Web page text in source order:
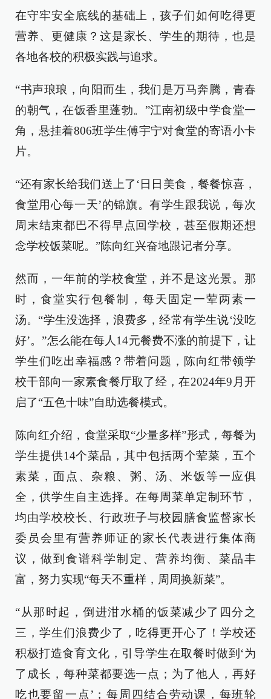
在守牢安全底线的基础上，孩子们如何吃得更
营养、更健康？这是家长、学生的期待，也是
各地各校的积极实践与追求。
“书声琅琅，向阳而生，我们是万马奔腾，青春
的朝气，在饭香里蓬勃。”江南初级中学食堂一
角，悬挂着806班学生傅宇宁对食堂的寄语小卡
片。
“还有家长给我们送上了‘日日美食，餐餐惊喜，
食堂用心每一天’的锦旗。有学生跟我说，每次
周末结束都巴不得早点回学校，甚至假期还想
念学校饭菜呢。”陈向红兴奋地跟记者分享。
然而，一年前的学校食堂，并不是这光景。那
时，食堂实行包餐制，每天固定一荤两素一
汤。“学生没选择，浪费多，经常有学生说‘没吃
好’。”怎么能在每人14元餐费不涨的前提下，让
学生们吃出幸福感？带着问题，陈向红带领学
校干部向一家素食餐厅取了经，在2024年9月开
启了“五色十味”自助选餐模式。
陈向红介绍，食堂采取“少量多样”形式，每餐为
学生提供14个菜品，其中包括两个荤菜，五个
素菜，面点、杂粮、粥、汤、米饭等一应俱
全，供学生自主选择。在每周菜单定制环节，
均由学校校长、行政班子与校园膳食监督家长
委员会里有营养师证的家长代表进行集体商
议，做到食谱科学制定、营养均衡、菜品丰
富，努力实现“每天不重样，周周换新菜”。
“从那时起，倒进泔水桶的饭菜减少了四分之
三，学生们浪费少了，吃得更开心了！学校还
积极打造食育文化，引导学生在取餐时做到‘为
了成长，每种菜都要选一点；为了他人，再好
吃也要留一点’；每周四结合劳动课，每班轮